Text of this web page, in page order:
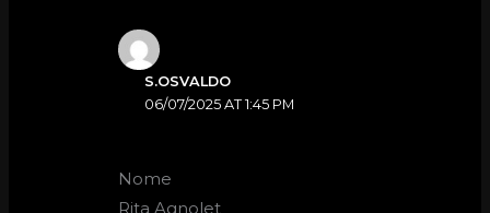
S.OSVALDO
06/07/2025 AT 1:45 PM
Nome
Rita Agnolet